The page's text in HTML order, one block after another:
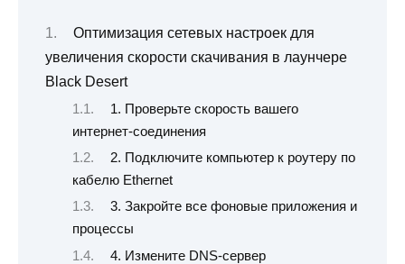
Оптимизация сетевых настроек для
увеличения скорости скачивания в лаунчере
Black Desert
1. Проверьте скорость вашего
интернет-соединения
2. Подключите компьютер к роутеру по
кабелю Ethernet
3. Закройте все фоновые приложения и
процессы
4. Измените DNS-сервер